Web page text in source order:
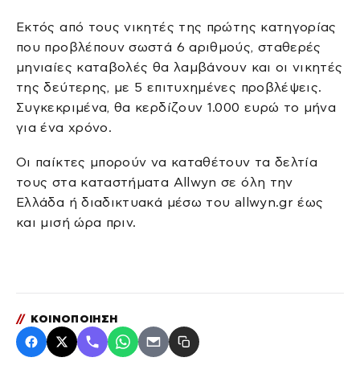
Εκτός από τους νικητές της πρώτης κατηγορίας
που προβλέπουν σωστά 6 αριθμούς, σταθερές
μηνιαίες καταβολές θα λαμβάνουν και οι νικητές
της δεύτερης, με 5 επιτυχημένες προβλέψεις.
Συγκεκριμένα, θα κερδίζουν 1.000 ευρώ το μήνα
για ένα χρόνο.
Οι παίκτες μπορούν να καταθέτουν τα δελτία
τους στα καταστήματα Allwyn σε όλη την
Ελλάδα ή διαδικτυακά μέσω του allwyn.gr έως
και μισή ώρα πριν.
// ΚΟΙΝΟΠΟΙΗΣΗ